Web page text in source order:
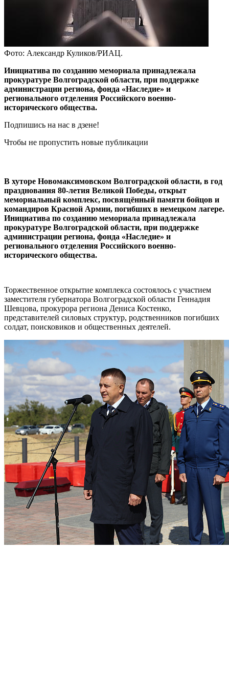
Фото: Александр Куликов/РИАЦ.
Инициатива по созданию мемориала принадлежала
прокуратуре Волгоградской области, при поддержке
администрации региона, фонда «Наследие» и
регионального отделения Российского военно-
исторического общества.
Подпишись на нас в дзене!
Чтобы не пропустить новые публикации
В хуторе Новомаксимовском Волгоградской области, в год
празднования 80-летия Великой Победы, открыт
мемориальный комплекс, посвящённый памяти бойцов и
командиров Красной Армии, погибших в немецком лагере.
Инициатива по созданию мемориала принадлежала
прокуратуре Волгоградской области, при поддержке
администрации региона, фонда «Наследие» и
регионального отделения Российского военно-
исторического общества.
Торжественное открытие комплекса состоялось с участием
заместителя губернатора Волгоградской области Геннадия
Шевцова, прокурора региона Дениса Костенко,
представителей силовых структур, родственников погибших
солдат, поисковиков и общественных деятелей.